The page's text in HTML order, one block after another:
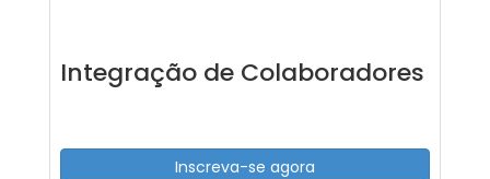
Integração de Colaboradores
Inscreva-se agora